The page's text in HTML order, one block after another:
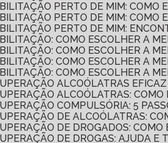
PERTO DE MIM:
PERTO DE MIM:
PERTO DE MIM:
COMO ESCOLHER A
COMO ESCOLHER A
COMO ESCOLHER A
COMO ESCOLHER A
ALCOÓLATRAS EFICAZ
ALCOÓLATRAS:
COMPULSÓRIA: 5
DE ALCOÓLATRAS:
DE DROGADOS:
DE DROGAS: AJUDA E